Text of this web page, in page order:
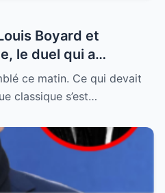
Boyard et
le duel qui a
ce matin. Ce qui devait
classique s’est…